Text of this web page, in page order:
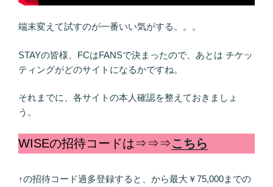
端末変えて試すのが一番いい気がする。。。
STAYの皆様、FCはFANSで決まったので、あとは チケッ
ティングがどのサイトになるかですね。
それまでに、各サイトの本人確認を整えておきましょ
う。
WISEの招待コードは⇒⇒⇒こちら
↑の招待コード過多登録すると、から最大￥75,000までの